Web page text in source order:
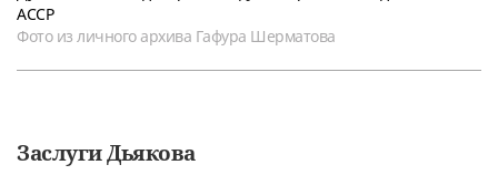
АССР
Фото из личного архива Гафура Шерматова
Заслуги Дьякова